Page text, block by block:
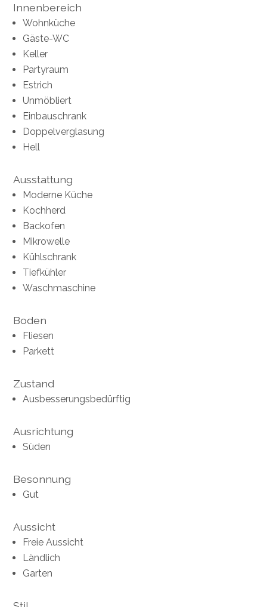
Innenbereich
Wohnküche
Gäste-WC
Keller
Partyraum
Estrich
Unmöbliert
Einbauschrank
Doppelverglasung
Hell
Ausstattung
Moderne Küche
Kochherd
Backofen
Mikrowelle
Kühlschrank
Tiefkühler
Waschmaschine
Boden
Fliesen
Parkett
Zustand
Ausbesserungsbedürftig
Ausrichtung
Süden
Besonnung
Gut
Aussicht
Freie Aussicht
Ländlich
Garten